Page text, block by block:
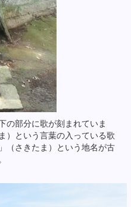
の部分に歌が刻まれていま
）という言葉の入っている歌
（さきたま）という地名が古